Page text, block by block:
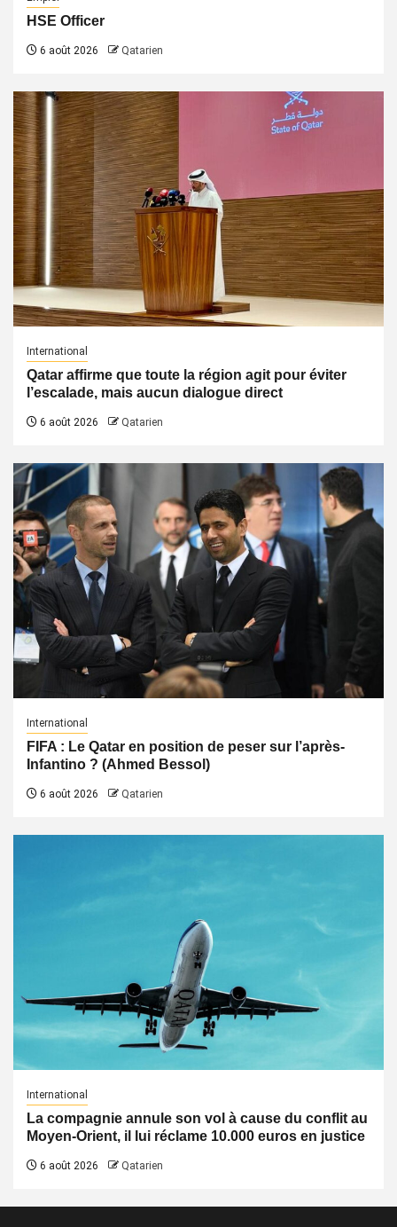
HSE Officer
6 août 2026 Qatarien
International
Qatar affirme que toute la région agit pour éviter
l’escalade, mais aucun dialogue direct
6 août 2026 Qatarien
International
FIFA : Le Qatar en position de peser sur l’après-
Infantino ? (Ahmed Bessol)
6 août 2026 Qatarien
International
La compagnie annule son vol à cause du conflit au
Moyen-Orient, il lui réclame 10.000 euros en justice
6 août 2026 Qatarien